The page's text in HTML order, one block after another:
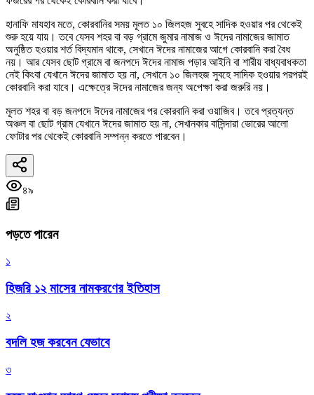
হানাফি মাযহাব মতে, কোরবানির সময় মূলত ১০ জিলহজ সুবহে সাদিক হওয়ার পর থেকেই
শুরু হয়ে যায়। তবে যেসব শহর বা বড় গ্রামে জুমার নামাজ ও ঈদের নামাজের জামাত
অনুষ্ঠিত হওয়ার শর্ত বিদ্যমান থাকে, সেখানে ঈদের নামাজের আগে কোরবানি করা বৈধ
নয়। আর যেসব ছোট গ্রামে বা জনপদে ঈদের নামাজ পড়ার আইনি বা শারীয় বাধ্যবাধকতা
নেই কিংবা যেখানে ঈদের জামাত হয় না, সেখানে ১০ জিলহজ সুবহে সাদিক হওয়ার পরপরই
কোরবানি করা যাবে। এক্ষেত্রে ঈদের নামাজের জন্য অপেক্ষা করা জরুরি নয়।
মূলত শহর বা বড় জনপদে ঈদের নামাজের পর কোরবানি করা ওয়াজিব। তবে প্রত্যন্ত
অঞ্চল বা ছোট গ্রাম যেখানে ঈদের জামাত হয় না, সেখানকার বাসিন্দারা ভোরের আলো
ফোটার পর থেকেই কোরবানি সম্পন্ন করতে পারবেন।
৪৯
পড়তে পারেন
১
হিজরি ১২ মাসের নামকরণের ইতিহাস
২
বদলি হজ করবেন যেভাবে
৩